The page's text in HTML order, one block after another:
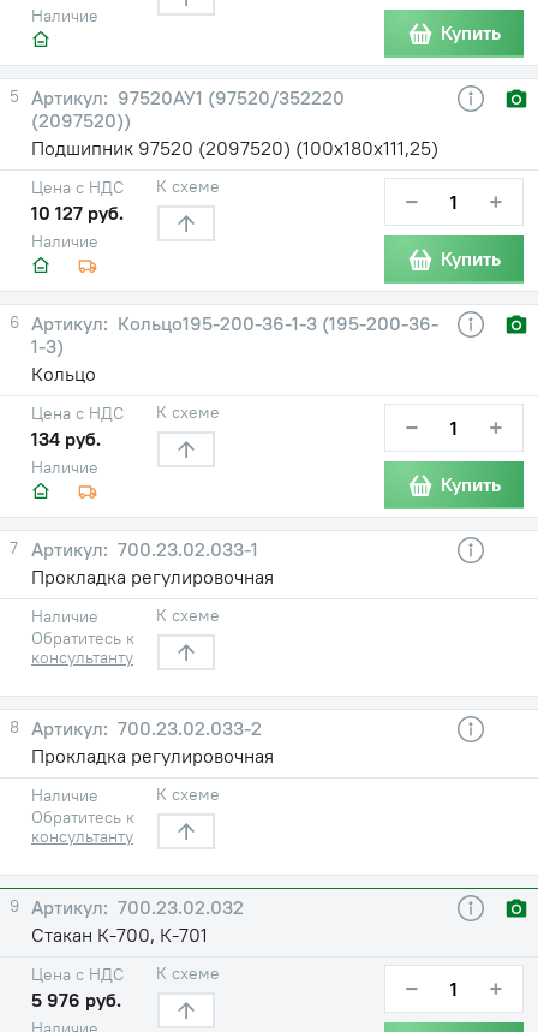
Наличие
Купить
5
97520АУ1 (97520/352220
(2097520))
Подшипник 97520 (2097520) (100х180х111,25)
Наличие
Цена с НДС
10 127 руб.
К схеме − +
Купить
6
Кольцо195-200-36-1-3 (195-200-36-
1-3)
Кольцо
Наличие
Цена с НДС
134 руб.
К схеме − +
Купить
7
700.23.02.033-1
Прокладка регулировочная
Наличие
Обратитесь к
консультанту
К схеме
8
700.23.02.033-2
Прокладка регулировочная
Наличие
Обратитесь к
консультанту
К схеме
9
700.23.02.032
Стакан К-700, К-701
Цена с НДС
5 976 руб.
К схеме − +